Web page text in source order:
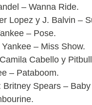
– Wanna Ride.
Lopez y J. Balvin –
– Pose.
– Miss Show.
Cabello y
– Pataboom.
Britney Spears –